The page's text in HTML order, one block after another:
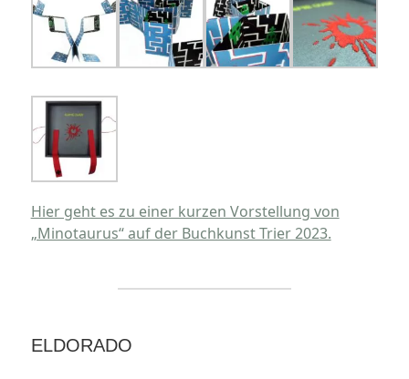
Hier geht es zu einer kurzen Vorstellung von
„Minotaurus“ auf der Buchkunst Trier 2023.
ELDORADO